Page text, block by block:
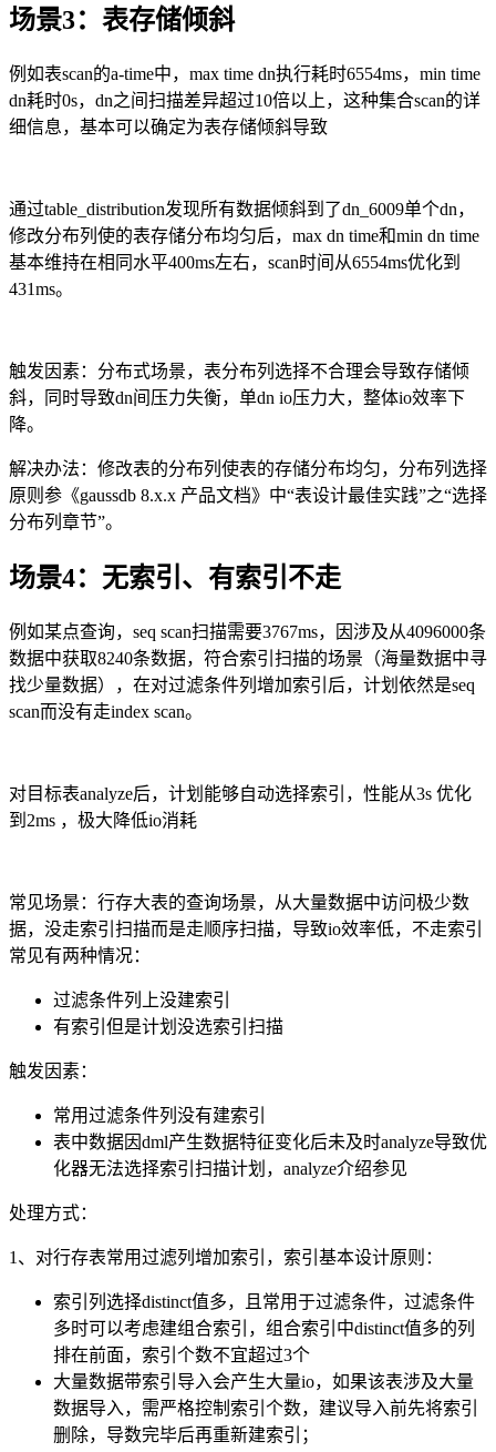
场景3：表存储倾斜
例如表scan的a-time中， max time dn执行耗时6554ms， min time
dn耗时0s， dn之间扫描差异超过10倍以上，这种集合scan的详
细信息，基本可以确定为表存储倾斜导致
通过table_distribution发现所有数据倾斜到了dn_6009单个dn，
修改分布列使的表存储分布均匀后， max dn time和min dn time
基本维持在相同水平400ms左右， scan时间从6554ms优化到
431ms。
触发因素：分布式场景，表分布列选择不合理会导致存储倾
斜，同时导致dn间压力失衡，单dn io压力大，整体io效率下
降。
解决办法：修改表的分布列使表的存储分布均匀，分布列选择
原则参《gaussdb 8.x.x 产品文档》中“表设计最佳实践”之“选择
分布列章节”。
场景4：无索引、有索引不走
例如某点查询， seq scan扫描需要3767ms，因涉及从4096000条
数据中获取8240条数据，符合索引扫描的场景（海量数据中寻
找少量数据），在对过滤条件列增加索引后，计划依然是seq
scan而没有走index scan。
对目标表analyze后，计划能够自动选择索引，性能从3s 优化
到 2ms ，极大降低io消耗
常见场景：行存大表的查询场景，从大量数据中访问极少数
据，没走索引扫描而是走顺序扫描，导致io效率低，不走索引
常见有两种情况：
过滤条件列上没建索引
有索引但是计划没选索引扫描
触发因素：
常用过滤条件列没有建索引
表中数据因dml产生数据特征变化后未及时analyze导致优
化器无法选择索引扫描计划， analyze介绍参见
处理方式：
1、对行存表常用过滤列增加索引，索引基本设计原则：
索引列选择distinct值多，且常用于过滤条件，过滤条件
多时可以考虑建组合索引，组合索引中distinct值多的列
排在前面，索引个数不宜超过3个
大量数据带索引导入会产生大量io，如果该表涉及大量
数据导入，需严格控制索引个数，建议导入前先将索引
删除，导数完毕后再重新建索引；